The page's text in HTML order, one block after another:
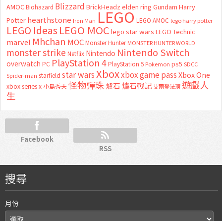
AMOC Biohazard Blizzard BrickHeadz elden ring Gundam Harry
Potter hearthstone Iron Man LEGO LEGO AMOC lego harry potter
LEGO Ideas LEGO MOC lego star wars LEGO Technic
marvel Mhchan MOC Monster Hunter MONSTER HUNTER WORLD
monster strike Netflix Nintendo Nintendo Switch
overwatch PC PlayStation 4 PlayStation 5 Pokemon ps5 SDCC
Spider-man starfield star warsXboxxbox game passXbox One
xbox series x 小島秀夫怪物彈珠 爐石 爐石戰記艾爾登法環 遊戲人
生
Facebook
RSS
搜尋
月份